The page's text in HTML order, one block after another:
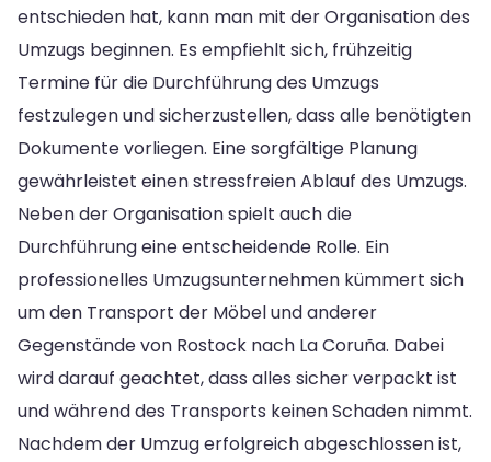
entschieden hat, kann man mit der Organisation des
Umzugs beginnen. Es empfiehlt sich, frühzeitig
Termine für die Durchführung des Umzugs
festzulegen und sicherzustellen, dass alle benötigten
Dokumente vorliegen. Eine sorgfältige Planung
gewährleistet einen stressfreien Ablauf des Umzugs.
Neben der Organisation spielt auch die
Durchführung eine entscheidende Rolle. Ein
professionelles Umzugsunternehmen kümmert sich
um den Transport der Möbel und anderer
Gegenstände von Rostock nach La Coruña. Dabei
wird darauf geachtet, dass alles sicher verpackt ist
und während des Transports keinen Schaden nimmt.
Nachdem der Umzug erfolgreich abgeschlossen ist,